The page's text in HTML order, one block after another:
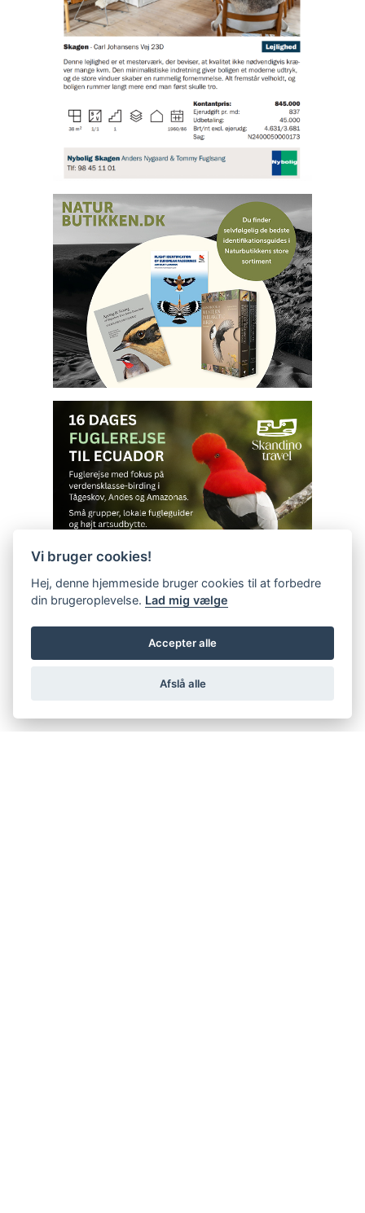
Vi bruger cookies!
Hej, denne hjemmeside bruger cookies til at forbedre
din brugeroplevelse. Lad mig vælge
Accepter alle
Afslå alle